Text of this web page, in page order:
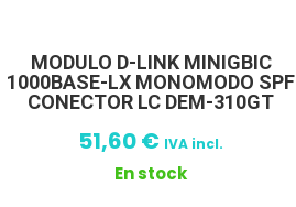
MODULO D-LINK MINIGBIC
1000BASE-LX MONOMODO SPF
CONECTOR LC DEM-310GT
51,60€ IVA incl.
En stock